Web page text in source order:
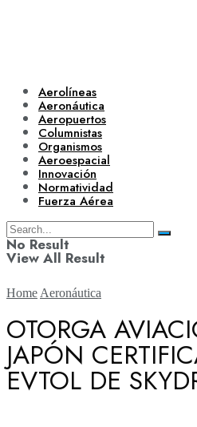
Aerolíneas
Aeronáutica
Aeropuertos
Columnistas
Organismos
Aeroespacial
Innovación
Normatividad
Fuerza Aérea
No Result
View All Result
Aerolíneas
Home Aeronáutica
OTORGA
JAPÓN
EVTOL DE